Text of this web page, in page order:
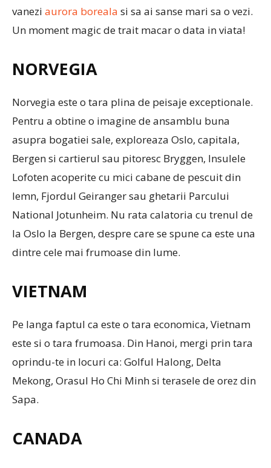
vanezi aurora boreala si sa ai sanse mari sa o vezi.
Un moment magic de trait macar o data in viata!
NORVEGIA
Norvegia este o tara plina de peisaje exceptionale.
Pentru a obtine o imagine de ansamblu buna
asupra bogatiei sale, exploreaza Oslo, capitala,
Bergen si cartierul sau pitoresc Bryggen, Insulele
Lofoten acoperite cu mici cabane de pescuit din
lemn, Fjordul Geiranger sau ghetarii Parcului
National Jotunheim. Nu rata calatoria cu trenul de
la Oslo la Bergen, despre care se spune ca este una
dintre cele mai frumoase din lume.
VIETNAM
Pe langa faptul ca este o tara economica, Vietnam
este si o tara frumoasa. Din Hanoi, mergi prin tara
oprindu-te in locuri ca: Golful Halong, Delta
Mekong, Orasul Ho Chi Minh si terasele de orez din
Sapa.
CANADA